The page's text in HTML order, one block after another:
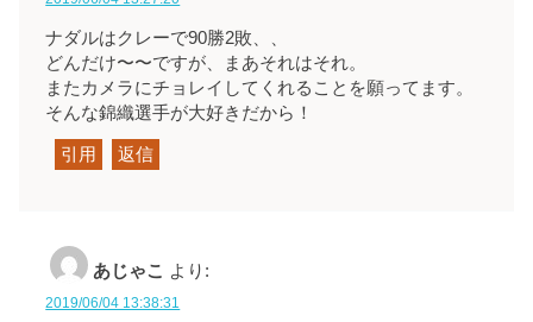
ナダルはクレーで90勝2敗、、
どんだけ〜〜ですが、まあそれはそれ。
またカメラにチョレイしてくれることを願ってます。
そんな錦織選手が大好きだから！
引用 返信
あじゃこ より:
2019/06/04 13:38:31